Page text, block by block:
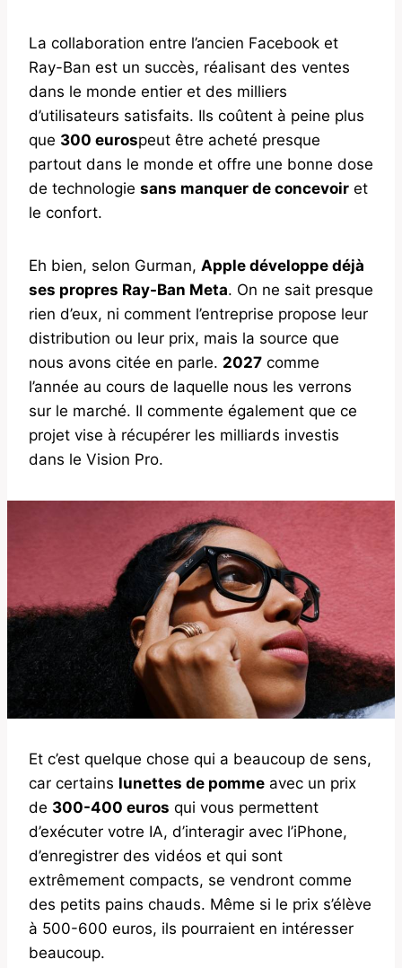
La collaboration entre l’ancien Facebook et
Ray-Ban est un succès, réalisant des ventes
dans le monde entier et des milliers
d’utilisateurs satisfaits. Ils coûtent à peine plus
que 300 eurospeut être acheté presque
partout dans le monde et offre une bonne dose
de technologie sans manquer de concevoir et
le confort.
Eh bien, selon Gurman, Apple développe déjà
ses propres Ray-Ban Meta. On ne sait presque
rien d’eux, ni comment l’entreprise propose leur
distribution ou leur prix, mais la source que
nous avons citée en parle. 2027 comme
l’année au cours de laquelle nous les verrons
sur le marché. Il commente également que ce
projet vise à récupérer les milliards investis
dans le Vision Pro.
Et c’est quelque chose qui a beaucoup de sens,
car certains lunettes de pomme avec un prix
de 300-400 euros qui vous permettent
d’exécuter votre IA, d’interagir avec l’iPhone,
d’enregistrer des vidéos et qui sont
extrêmement compacts, se vendront comme
des petits pains chauds. Même si le prix s’élève
à 500-600 euros, ils pourraient en intéresser
beaucoup.